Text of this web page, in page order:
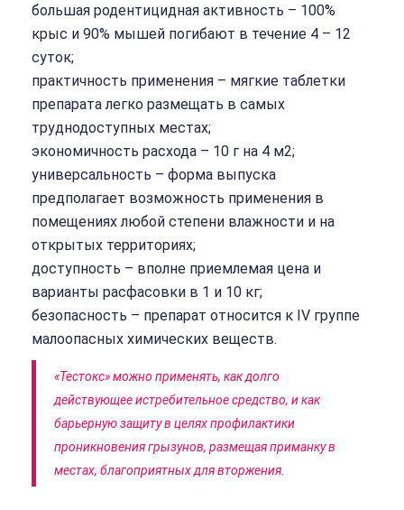
большая родентицидная активность – 100%
крыс и 90% мышей погибают в течение 4 – 12
суток;
практичность применения – мягкие таблетки
препарата легко размещать в самых
труднодоступных местах;
экономичность расхода – 10 г на 4 м2;
универсальность – форма выпуска
предполагает возможность применения в
помещениях любой степени влажности и на
открытых территориях;
доступность – вполне приемлемая цена и
варианты расфасовки в 1 и 10 кг;
безопасность – препарат относится к IV группе
малоопасных химических веществ.
«Тестокс» можно применять, как долго
действующее истребительное средство, и как
барьерную защиту в целях профилактики
проникновения грызунов, размещая приманку в
местах, благоприятных для вторжения.